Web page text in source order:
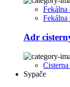
Fekálna
Fekálna
Adr
Sypače